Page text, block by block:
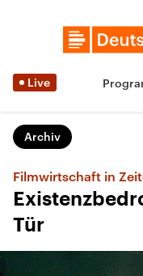
Live
Archiv
Filmwirtschaft in
Tür